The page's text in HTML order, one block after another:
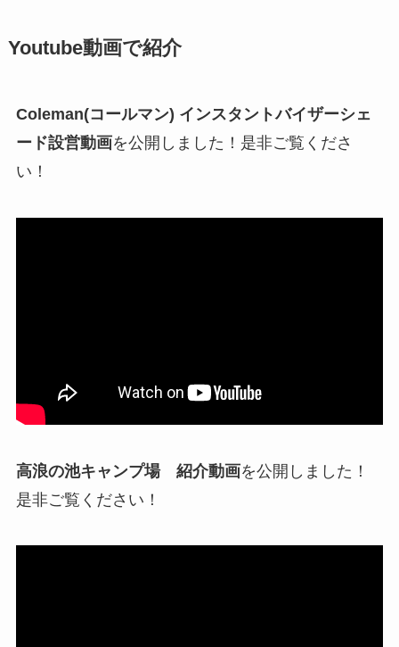
Youtube動画で紹介
Coleman(コールマン) インスタントバイザーシェ
ード設営動画を公開しました！是非ご覧くださ
い！
高浪の池キャンプ場 紹介動画を公開しました！
是非ご覧ください！